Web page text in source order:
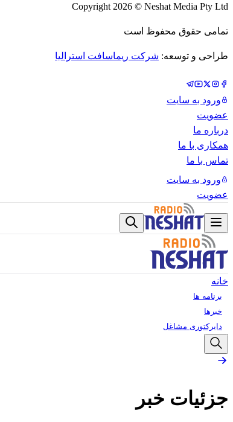
Copyright 2026 © Neshat Media Pty Ltd
تمامی حقوق محفوظ است
طراحی و توسعه: شرکت ریماسافت استرالیا
ورود به سایت
عضویت
درباره ما
همکاری با ما
تماس با ما
ورود به سایت
عضویت
خانه
برنامه ها
خبرها
دایرکتوری مشاغل
جزئیات خبر